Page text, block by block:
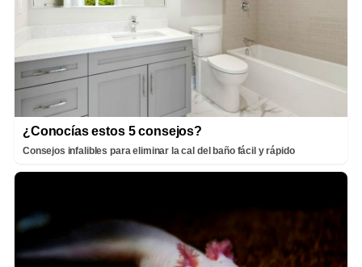
¿Conocías estos 5 consejos?
Consejos infalibles para eliminar la cal del baño fácil y rápido